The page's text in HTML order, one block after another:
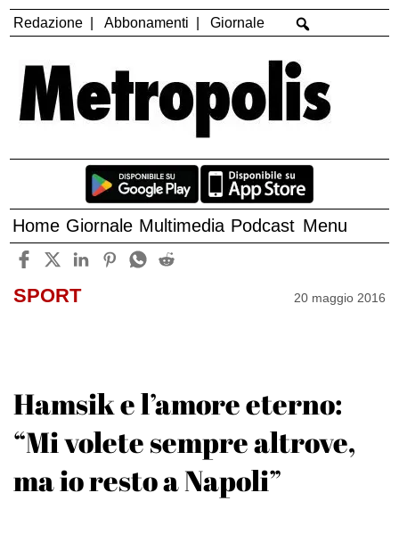
Redazione Abbonamenti Giornale
Home Giornale Multimedia Podcast Menu
SPORT 20 maggio 2016
Hamsik e l’amore eterno:
“Mi volete sempre altrove,
ma io resto a Napoli”